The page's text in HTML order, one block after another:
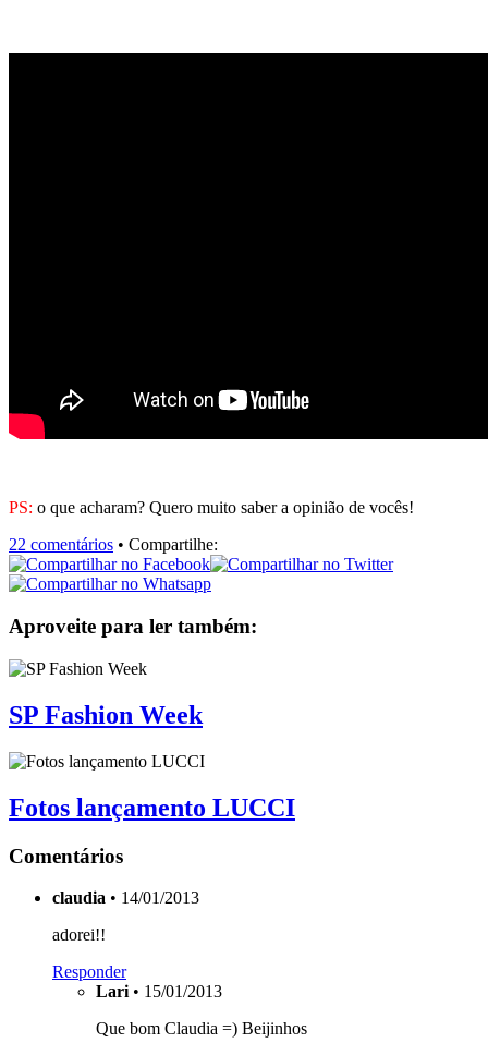
PS: o que acharam? Quero muito saber a opinião de vocês!
22 comentários • Compartilhe:
Aproveite para ler também:
SP Fashion Week
Fotos lançamento LUCCI
Comentários
claudia • 14/01/2013
adorei!!
Responder
Lari • 15/01/2013
Que bom Claudia =) Beijinhos